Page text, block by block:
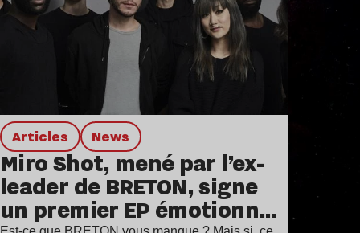
Articles news
Miro Shot, mené par l’ex-
leader de BRETON, signe
un premier EP émotionnel